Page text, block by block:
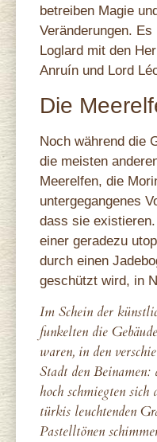
betreiben Magie
Veränderungen.
Loglard mit den
Anruín und Lord
Die
Noch während die
die meisten
Meerelfen, die
untergegangenes
dass sie
einer geradezu
durch einen
geschützt wird, in
Im Schein der
funkelten die
waren, in den
Stadt den Beinamen:
hoch schmiegten
türkis leuchtenden
Pastelltönen